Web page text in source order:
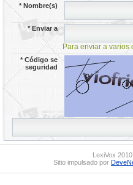
*Nombre(s)
*Enviar a
Para enviar a varios
*Código se
seguridad
LexiVox
Sitio impulsado por